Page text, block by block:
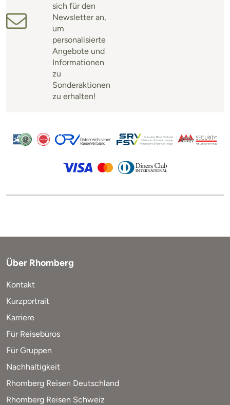
sich für den
Newsletter an,
um
personalisierte
Angebote und
Informationen
zu
Sonderaktionen
zu erhalten!
Über Rhomberg
Kontakt
Kurzportrait
Karriere
Für Reisebüros
Für Gruppen
Nachhaltigkeit
Rhomberg Reisen Deutschland
Rhomberg Reisen Schweiz